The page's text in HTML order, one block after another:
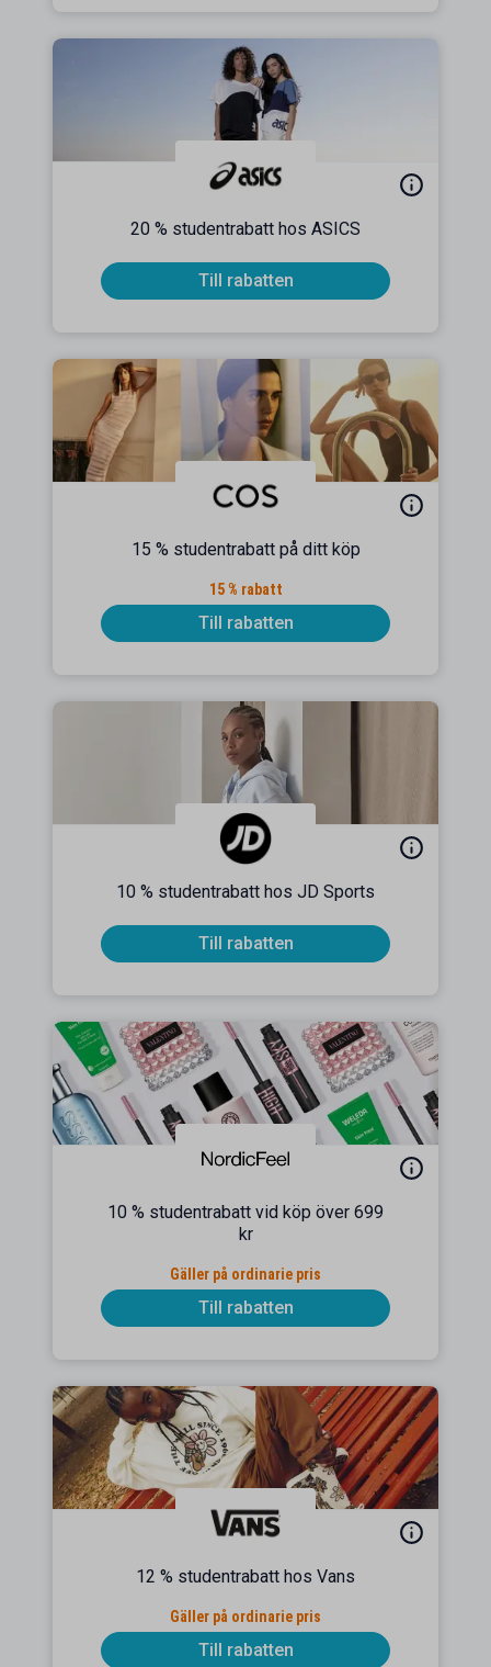
20 % studentrabatt hos ASICS
Till rabatten
15 % studentrabatt på ditt köp
15 % rabatt
Till rabatten
10 % studentrabatt hos JD Sports
Till rabatten
10 % studentrabatt vid köp över 699
kr
Gäller på ordinarie pris
Till rabatten
12 % studentrabatt hos Vans
Gäller på ordinarie pris
Till rabatten